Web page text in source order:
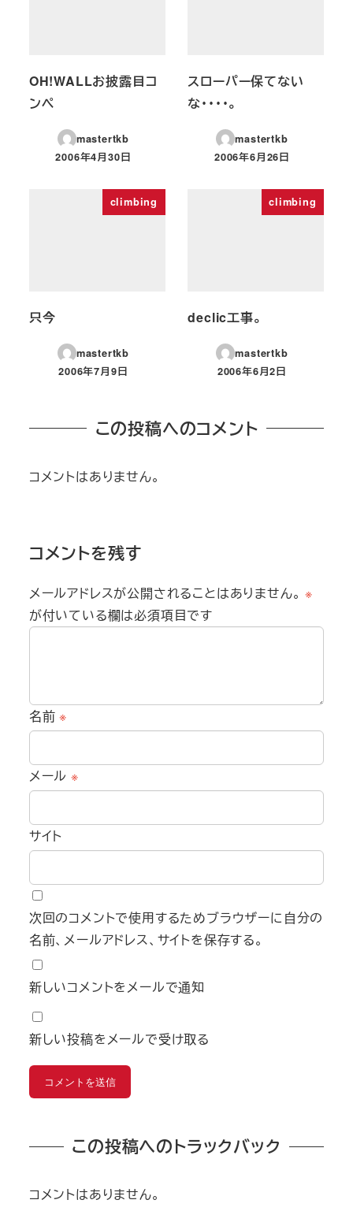
OH!WALLお披露目コ
ンペ
mastertkb
投稿日
2006年4月30日
スローパー保てない
な・・・・。
mastertkb
投稿日
2006年6月26日
climbing
只今
mastertkb
投稿日
2006年7月9日
climbing
declic工事。
mastertkb
投稿日
2006年6月2日
この投稿へのコメント
コメントはありません。
コメントを残す
メールアドレスが公開されることはありません。 ※
が付いている欄は必須項目です
名前※
メール ※
サイト
次回のコメントで使用するためブラウザーに自分の
名前、メールアドレス、サイトを保存する。
新しいコメントをメールで通知
新しい投稿をメールで受け取る
この投稿へのトラックバック
コメントはありません。